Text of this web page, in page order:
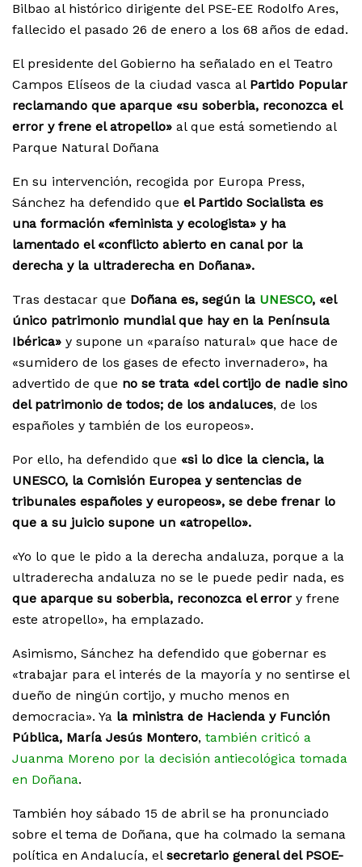
Bilbao al histórico dirigente del PSE-EE Rodolfo Ares,
fallecido el pasado 26 de enero a los 68 años de edad.
El presidente del Gobierno ha señalado en el Teatro
Campos Elíseos de la ciudad vasca al Partido Popular
reclamando que aparque «su soberbia, reconozca el
error y frene el atropello» al que está sometiendo al
Parque Natural Doñana
En su intervención, recogida por Europa Press,
Sánchez ha defendido que el Partido Socialista es
una formación «feminista y ecologista» y ha
lamentado el «conflicto abierto en canal por la
derecha y la ultraderecha en Doñana».
Tras destacar que Doñana es, según la UNESCO, «el
único patrimonio mundial que hay en la Península
Ibérica» y supone un «paraíso natural» que hace de
«sumidero de los gases de efecto invernadero», ha
advertido de que no se trata «del cortijo de nadie sino
del patrimonio de todos; de los andaluces, de los
españoles y también de los europeos».
Por ello, ha defendido que «si lo dice la ciencia, la
UNESCO, la Comisión Europea y sentencias de
tribunales españoles y europeos», se debe frenar lo
que a su juicio supone un «atropello».
«Yo lo que le pido a la derecha andaluza, porque a la
ultraderecha andaluza no se le puede pedir nada, es
que aparque su soberbia, reconozca el error y frene
este atropello», ha emplazado.
Asimismo, Sánchez ha defendido que gobernar es
«trabajar para el interés de la mayoría y no sentirse el
dueño de ningún cortijo, y mucho menos en
democracia». Ya la ministra de Hacienda y Función
Pública, María Jesús Montero, también criticó a
Juanma Moreno por la decisión antiecológica tomada
en Doñana.
También hoy sábado 15 de abril se ha pronunciado
sobre el tema de Doñana, que ha colmado la semana
política en Andalucía, el secretario general del PSOE-